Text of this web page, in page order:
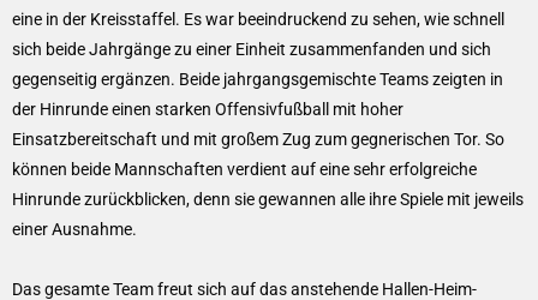
eine in der Kreisstaffel. Es war beeindruckend zu sehen, wie schnell
sich beide Jahrgänge zu einer Einheit zusammenfanden und sich
gegenseitig ergänzen. Beide jahrgangsgemischte Teams zeigten in
der Hinrunde einen starken Offensivfußball mit hoher
Einsatzbereitschaft und mit großem Zug zum gegnerischen Tor. So
können beide Mannschaften verdient auf eine sehr erfolgreiche
Hinrunde zurückblicken, denn sie gewannen alle ihre Spiele mit jeweils
einer Ausnahme.
Das gesamte Team freut sich auf das anstehende Hallen-Heim-